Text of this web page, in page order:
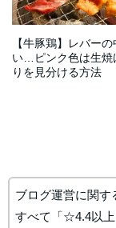
【牛豚鶏】レバー
い…ピンク色は生焼
りを見分ける方法
ブログ運営に関す
すべて「☆4.4以